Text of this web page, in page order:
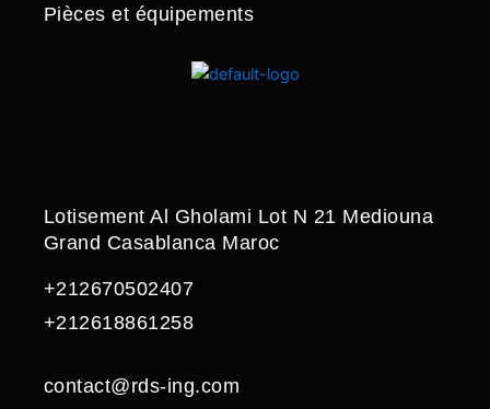
Pièces et équipements
Lotisement Al Gholami Lot N 21 Mediouna
Grand Casablanca Maroc
+212670502407
+212618861258
contact@rds-ing.com